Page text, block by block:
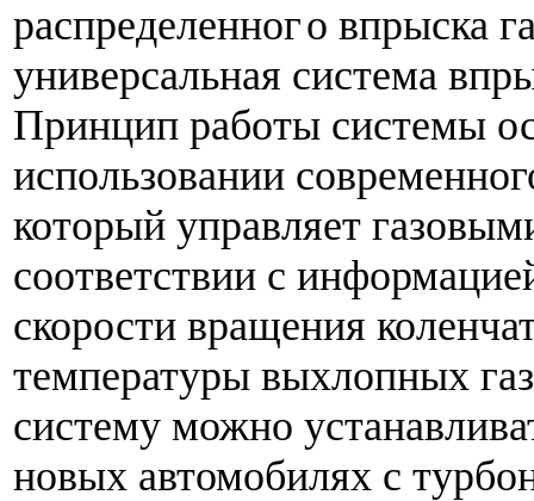
распределенного впрыска
универсальная система
Принцип работы системы
использовании
который управляет
соответствии с
скорости вращения
температуры выхлопных
систему можно
новых автомобилях с